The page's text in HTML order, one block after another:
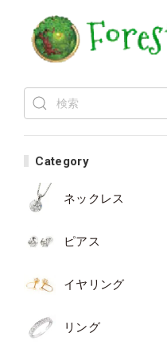
Category
ネックレス
ピアス
イヤリング
リング